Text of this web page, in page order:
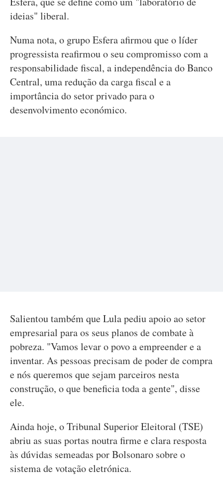
ideias" liberal.
Numa nota, o grupo Esfera afirmou que o líder
progressista reafirmou o seu compromisso com a
responsabilidade fiscal, a independência do Banco
Central, uma redução da carga fiscal e a
importância do setor privado para o
desenvolvimento económico.
Salientou também que Lula pediu apoio ao setor
empresarial para os seus planos de combate à
pobreza. "Vamos levar o povo a empreender e a
inventar. As pessoas precisam de poder de compra
e nós queremos que sejam parceiros nesta
construção, o que beneficia toda a gente", disse
ele.
Ainda hoje, o Tribunal Superior Eleitoral (TSE)
abriu as suas portas noutra firme e clara resposta
às dúvidas semeadas por Bolsonaro sobre o
sistema de votação eletrónica.